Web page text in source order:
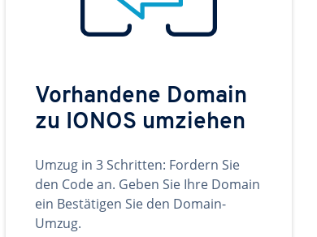
Vorhandene Domain
zu IONOS umziehen
Umzug in 3 Schritten: Fordern Sie
den Code an. Geben Sie Ihre Domain
ein Bestätigen Sie den Domain-
Umzug.